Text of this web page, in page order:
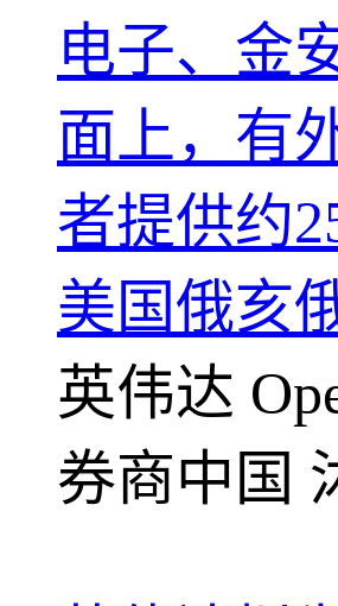
电子、金
面上，有
者提供约
美国俄亥
英伟达
券商中国